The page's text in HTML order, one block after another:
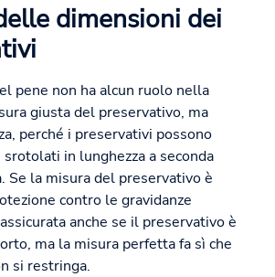
dimensioni dei
pene non ha alcun ruolo nella
giusta del preservativo, ma
perché i preservativi possono
in lunghezza a seconda
Se la misura del preservativo è
contro le gravidanze
anche se il preservativo è
ma la misura perfetta fa sì che
si restringa.